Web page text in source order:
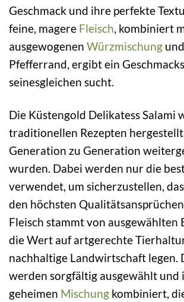
Geschmack und ihre perfekte
feine, magere Fleisch , kombiniert
ausgewogenen Würzmischung
Pfefferrand, ergibt ein
seinesgleichen sucht.
Die Küstengold Delikatess Salami
traditionellen Rezepten
Generation zu Generation
wurden. Dabei werden nur die
verwendet, um sicherzustellen,
den höchsten
Fleisch stammt von ausgewählten
die Wert auf artgerechte
nachhaltige Landwirtschaft legen.
werden sorgfältig ausgewählt und
geheimen Mischung kombiniert,